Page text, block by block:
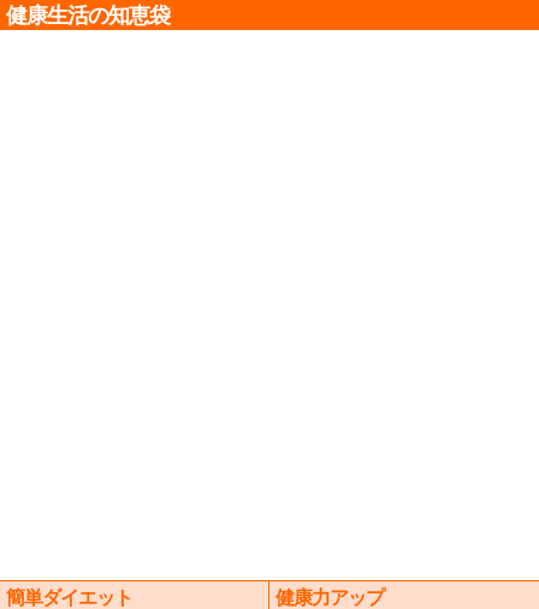
健康生活の知恵袋
簡単ダイエット
健康力アップ